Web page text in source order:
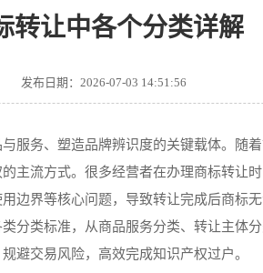
转让中各个分类详解
发布日期：2026-07-03 14:51:56
服务、塑造品牌辨识度的关键载体。随
主流方式。很多经营者在办理商标转让
边界等核心问题，导致转让完成后商标
分类标准，从商品服务分类、转让主体
避交易风险，高效完成知识产权过户。